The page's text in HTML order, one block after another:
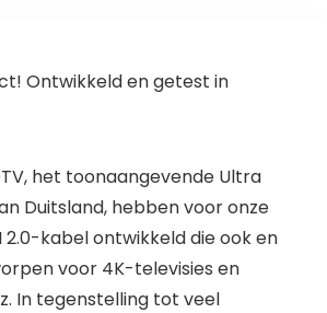
Ontwikkeld en getest in
het toonaangevende Ultra
Duitsland, hebben voor onze
2.0-kabel ontwikkeld die ook en
voor 4K-televisies en
In tegenstelling tot veel